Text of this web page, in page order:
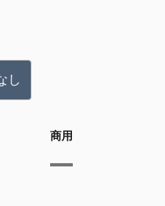
し
商用